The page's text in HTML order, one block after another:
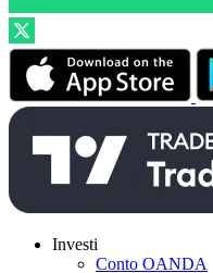
Investi
Conto OANDA